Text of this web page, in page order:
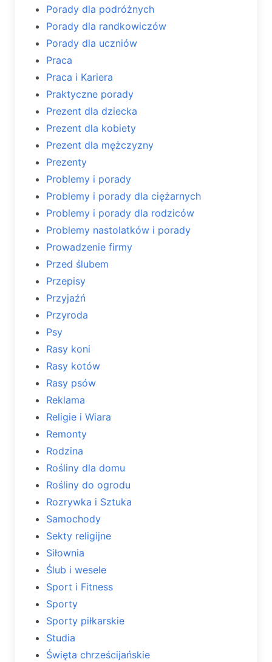
Porady dla podróżnych
Porady dla randkowiczów
Porady dla uczniów
Praca
Praca i Kariera
Praktyczne porady
Prezent dla dziecka
Prezent dla kobiety
Prezent dla mężczyzny
Prezenty
Problemy i porady
Problemy i porady dla ciężarnych
Problemy i porady dla rodziców
Problemy nastolatków i porady
Prowadzenie firmy
Przed ślubem
Przepisy
Przyjaźń
Przyroda
Psy
Rasy koni
Rasy kotów
Rasy psów
Reklama
Religie i Wiara
Remonty
Rodzina
Rośliny dla domu
Rośliny do ogrodu
Rozrywka i Sztuka
Samochody
Sekty religijne
Siłownia
Ślub i wesele
Sport i Fitness
Sporty
Sporty piłkarskie
Studia
Święta chrześcijańskie